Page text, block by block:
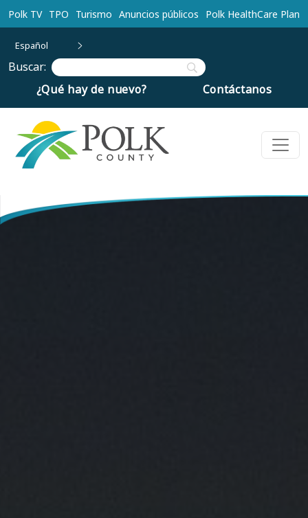
Ir al contenido principal
Polk TV TPO Turismo Anuncios públicos Polk HealthCare Plan
Español
Buscar:
¿Qué hay de nuevo?
Contáctanos